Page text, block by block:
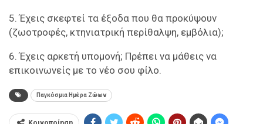
5. Έχεις σκεφτεί τα έξοδα που θα προκύψουν
(ζωοτροφές, κτηνιατρική περίθαλψη, εμβόλια);
6. Έχεις αρκετή υπομονή; Πρέπει να μάθεις να
επικοινωνείς με το νέο σου φίλο.
Παγκόσμια Ημέρα Ζώων